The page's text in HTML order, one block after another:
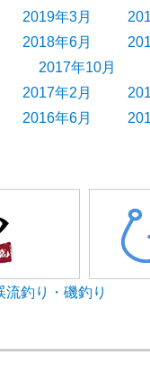
2019年3月
2018年6月
2017年10月
2017年2月
2016年6月